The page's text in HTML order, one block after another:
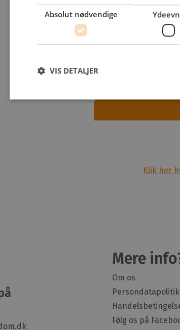
Adgangskode
Jeg accepterer
Klik her
Mere
Om os
Persondatapolitik
Følg os på
Absolut nødvendige
VIS DETALJER